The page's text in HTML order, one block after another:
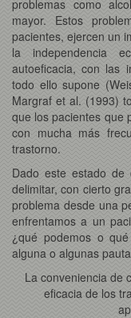
problemas como
mayor. Estos
pacientes, ejercen un
la independencia
autoeficacia, con las
todo ello supone
Margraf et al. (1993)
que los pacientes que
con mucha más
trastorno.
Dado este estado de
delimitar, con cierto
problema desde una
enfrentamos a un
¿qué podemos o
alguna o algunas
La conveniencia de
eficacia de los